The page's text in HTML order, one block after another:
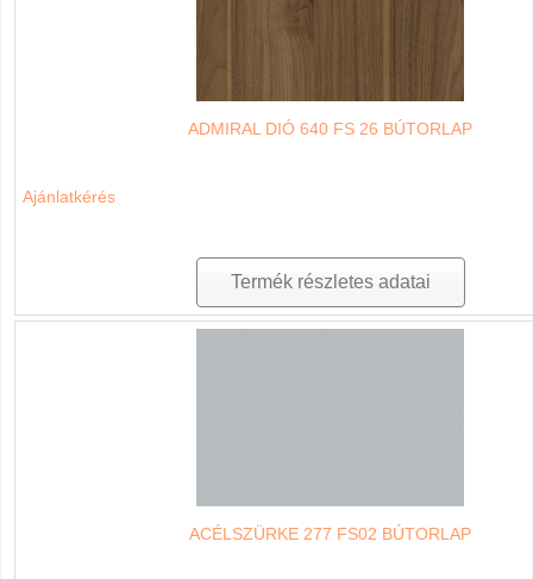
ADMIRAL DIÓ 640 FS 26 BÚTORLAP
Ajánlatkérés
Termék részletes adatai
ACÉLSZÜRKE 277 FS02 BÚTORLAP